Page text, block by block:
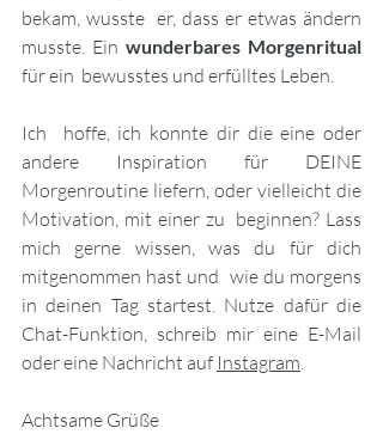
bekam, wusste  er, dass er etwas ändern
musste. Ein wunderbares Morgenritual
für ein  bewusstes und erfülltes Leben.
Ich  hoffe, ich konnte dir die eine oder
andere Inspiration für DEINE
Morgenroutine liefern, oder vielleicht die
Motivation, mit einer zu  beginnen? Lass
mich gerne wissen, was du für dich
mitgenommen hast und  wie du morgens
in deinen Tag startest. Nutze dafür die
Chat-Funktion, schreib mir eine E-Mail
oder eine Nachricht auf Instagram.
Achtsame Grüße